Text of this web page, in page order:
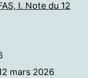
I. Note du 12
mars 2026